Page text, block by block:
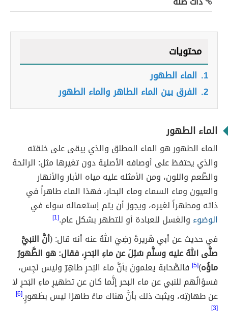
محتويات
1. الماء الطهور
2. الفرق بين الماء الطاهر والماء الطهور
الماء الطهور
الماء الطهور هو الماء المطلق والذي يبقى على خلقته
والذي يحتفظ على أوصافه الأصلية دون تغيرها مثل: الرائحة
والطّعم واللون، ومن الأمثله عليه مياه الأبار والأنهار
والعيون وماء السماء وماء البحار، فهذا الماء طاهراً في
ذاته ومطهراً لغيره، ويجوز أن يتم إستعماله سواء في
الوضوء والغسل للعبادة أو للتطهر بشكل عام.[1]
في حديث عن أبي هُريرةَ رَضِيَ اللهُ عنه أنه قال: (أنَّ النبيَّ
صلَّى اللهُ عليه وسلَّم سُئِلَ عن ماءِ البَحرِ، فقال: هو الطَّهورُ
ماؤُه)
[5]
فالصَّحابة يعلمونَ بأنَّ ماءَ البَحرِ طاهِرٌ وليس نَجِس،
فسؤالُهم للنبي عن ماء البحر إنَّما كان عن تطهيرِ ماءِ البَحرِ لا
عن طهارَتِه، ويثبت ذلك بأنَّ هناك ماءً طاهرًا ليس بطَهورٍ.[6]
[3]